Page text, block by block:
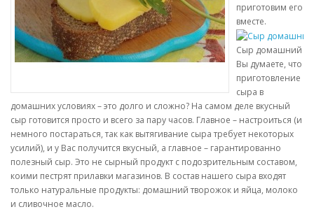
приготовим его
вместе.
Сыр домашний
Вы думаете, что
приготовление
сыра в
домашних условиях – это долго и сложно? На самом деле вкусный
сыр готовится просто и всего за пару часов. Главное – настроиться (и
немного постараться, так как вытягивание сыра требует некоторых
усилий), и у Вас получится вкусный, а главное – гарантированно
полезный сыр. Это не сырный продукт с подозрительным составом,
коими пестрят прилавки магазинов. В состав нашего сыра входят
только натуральные продукты: домашний творожок и яйца, молоко
и сливочное масло.